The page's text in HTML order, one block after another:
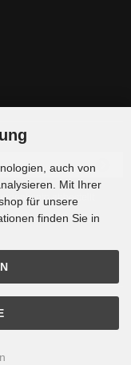
abbestellt
auch von
Mit Ihrer
für unsere
finden Sie in